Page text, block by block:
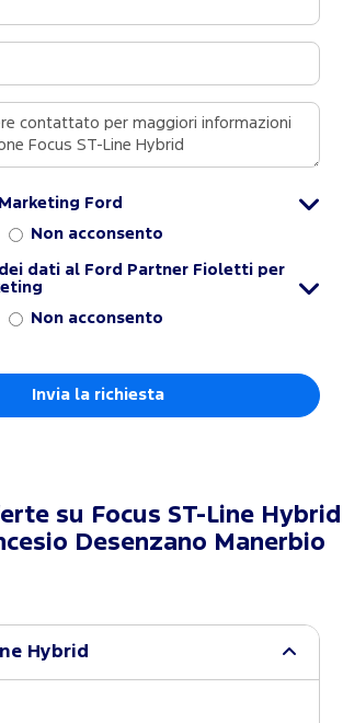
Ford
Non acconsento
dati al Ford Partner Fioletti per
Non acconsento
su Focus ST-Line Hybrid
Desenzano Manerbio
Hybrid